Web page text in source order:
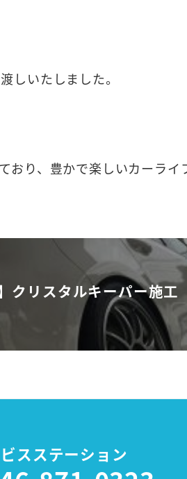
しいたしました。
おり、豊かで楽しいカーライ
クリスタルキーパー施
スステーション